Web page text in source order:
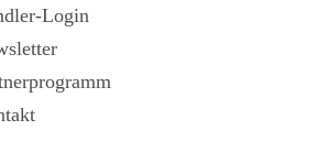
Login